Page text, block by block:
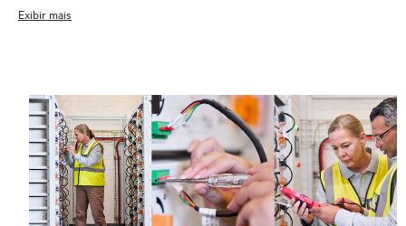
Exibir mais